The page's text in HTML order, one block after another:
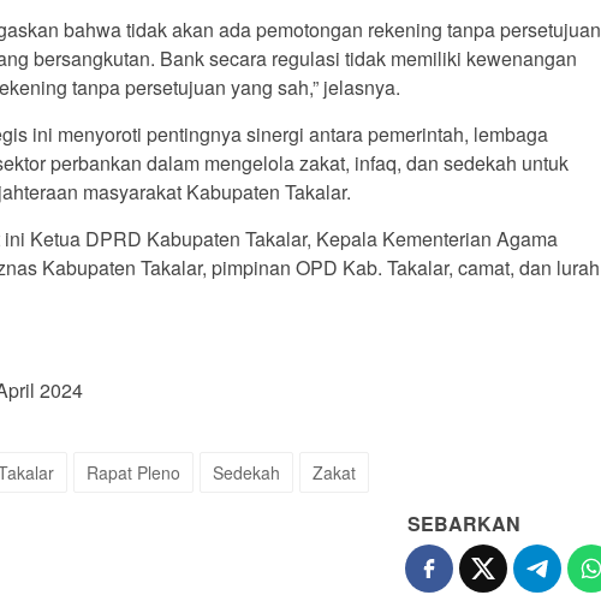
bahwa tidak akan ada pemotongan rekening tanpa persetujuan
bersangkutan. Bank secara regulasi tidak memiliki kewenangan
tanpa persetujuan yang sah,” jelasnya.
ini menyoroti pentingnya sinergi antara pemerintah, lembaga
perbankan dalam mengelola zakat, infaq, dan sedekah untuk
masyarakat Kabupaten Takalar.
Ketua DPRD Kabupaten Takalar, Kepala Kementerian Agama
Kabupaten Takalar, pimpinan OPD Kab. Takalar, camat, dan lurah
2024
Rapat Pleno Sedekah Zakat
SEBARKAN